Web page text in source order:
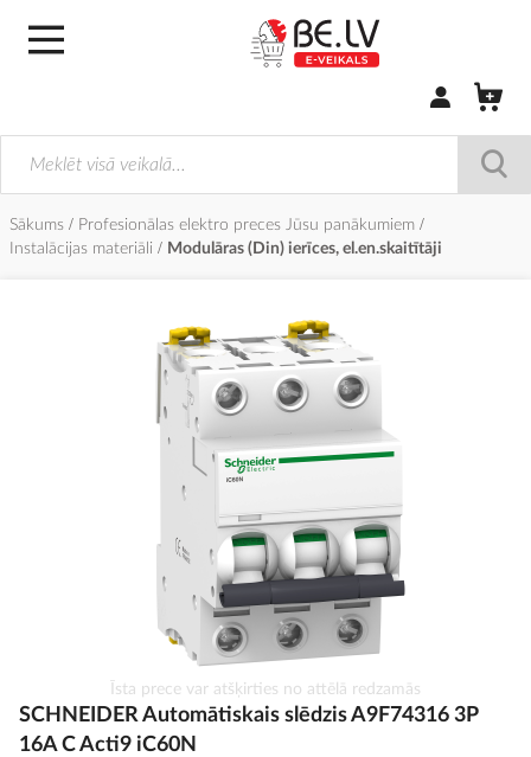
Pierakstīties/
Sākums
Profesionālas elektro preces Jūsu panākumiem
Instalācijas materiāli
Modulāras (Din) ierīces, el.en.skaitītāji
uz
galerijas
Īsta prece var atšķirties no attēlā redzamās
SCHNEIDER Automātiskais slēdzis A9F74316 3P
16A C Acti9 iC60N